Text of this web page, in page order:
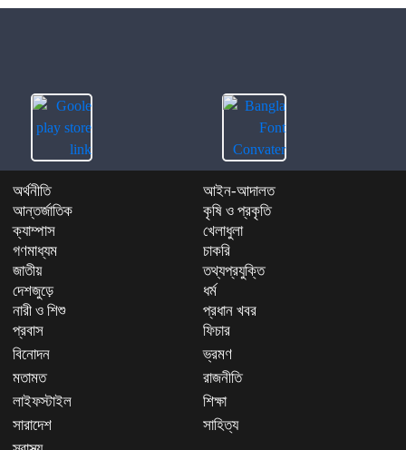
অর্থনীতি
আইন-আদালত
আন্তর্জাতিক
কৃষি ও প্রকৃতি
ক্যাম্পাস
খেলাধুলা
গণমাধ্যম
চাকরি
জাতীয়
তথ্যপ্রযুক্তি
দেশজুড়ে
ধর্ম
নারী ও শিশু
প্রধান খবর
প্রবাস
ফিচার
বিনোদন
ভ্রমণ
মতামত
রাজনীতি
লাইফস্টাইল
শিক্ষা
সারাদেশ
সাহিত্য